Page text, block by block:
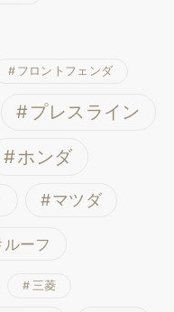
フロントフェンダ
プレスライン
ホンダ
マツダ
ルーフ
三菱